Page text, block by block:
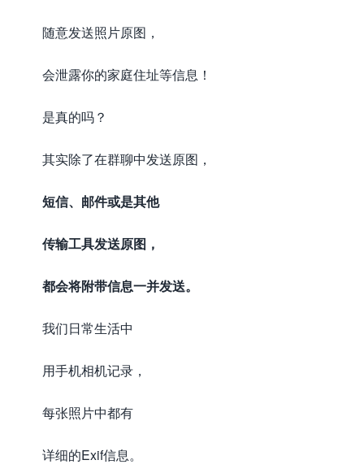
随意发送照片原图，
会泄露你的家庭住址等信息！
是真的吗？
其实除了在群聊中发送原图，
短信、邮件或是其他
传输工具发送原图，
都会将附带信息一并发送。
我们日常生活中
用手机相机记录，
每张照片中都有
详细的Exif信息。